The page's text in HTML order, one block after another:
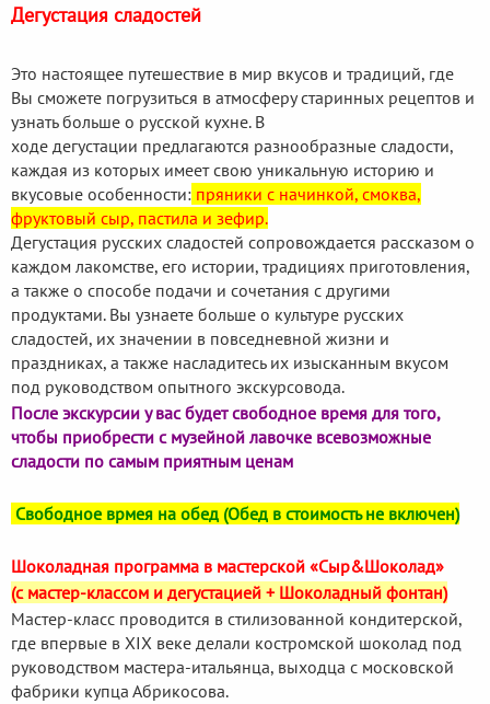
Дегустация сладостей
Это настоящее путешествие в мир вкусов и традиций, где
Вы сможете погрузиться в атмосферу старинных рецептов и
узнать больше о русской кухне. В
ходе дегустации предлагаются разнообразные сладости,
каждая из которых имеет свою уникальную историю и
вкусовые особенности: пряники с начинкой, смоква,
фруктовый сыр, пастила и зефир.
Дегустация русских сладостей сопровождается рассказом о
каждом лакомстве, его истории, традициях приготовления,
а также о способе подачи и сочетания с другими
продуктами. Вы узнаете больше о культуре русских
сладостей, их значении в повседневной жизни и
праздниках, а также насладитесь их изысканным вкусом
под руководством опытного экскурсовода.
После экскурсии у вас будет свободное время для того,
чтобы приобрести с музейной лавочке всевозможные
сладости по самым приятным ценам
Свободное врмея на обед (Обед в стоимость не включен)
Шоколадная программа в мастерской «Cыр&Шоколад»
(с мастер-классом и дегустацией + Шоколадный фонтан)
Мастер-класс проводится в стилизованной кондитерской,
где впервые в XIX веке делали костромской шоколад под
руководством мастера-итальянца, выходца с московской
фабрики купца Абрикосова.